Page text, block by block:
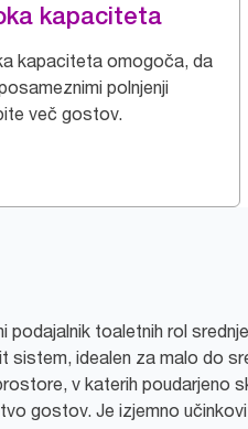
kapaciteta
kapaciteta omogoča, da
polnjenji
več gostov.
podajalnik toaletnih rol
sistem, idealen za malo do
v katerih poudarjeno
gostov. Je izjemno